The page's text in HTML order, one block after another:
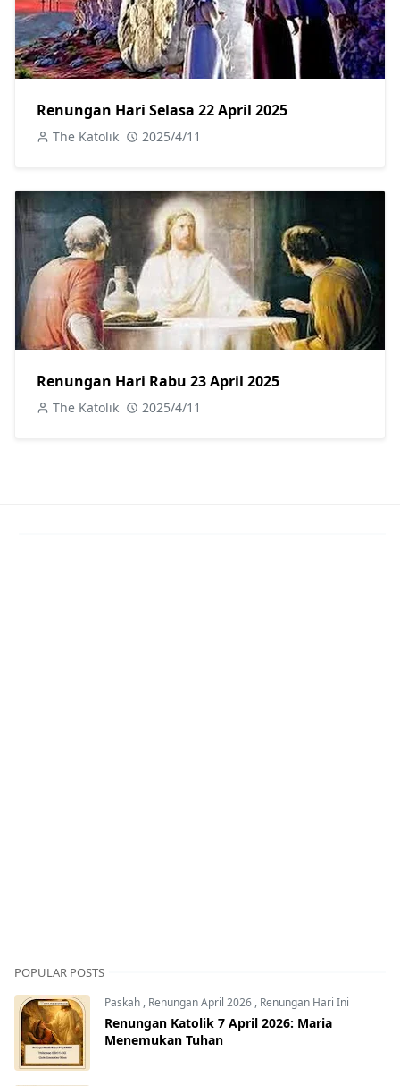
Renungan Hari Selasa 22 April 2025
The Katolik 2025/4/11
Renungan Hari Rabu 23 April 2025
The Katolik 2025/4/11
POPULAR POSTS
Paskah , Renungan April 2026 , Renungan Hari Ini
Renungan Katolik 7 April 2026: Maria
Menemukan Tuhan